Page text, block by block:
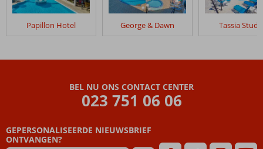
Papillon Hotel George & Dawn Tassia
BEL NU ONS CONTACT CENTER
023 751 06 06
GEPERSONALISEERDE NIEUWSBRIEF
ONTVANGEN?